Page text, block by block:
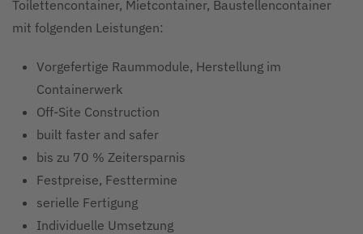
Toilettencontainer, Mietcontainer, Baustellencontainer
mit folgenden Leistungen:
Vorgefertige Raummodule, Herstellung im
Containerwerk
Off-Site Construction
built faster and safer
bis zu 70 % Zeitersparnis
Festpreise, Festtermine
serielle Fertigung
Individuelle Umsetzung